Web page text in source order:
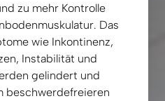
zu mehr
wie
Instabilität
gelindert